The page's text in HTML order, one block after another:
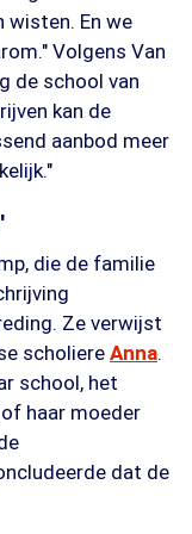
wisten. En we
Volgens Van
de school van
kan de
aanbod meer
die de familie
Ze verwijst
scholiereAnna.
school, het
haar moeder
dat de